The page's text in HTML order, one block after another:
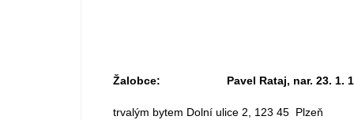
Žalobce: Pavel Rataj, nar. 23. 1.
trvalým bytem Dolní ulice 2, 123 45 Plzeň